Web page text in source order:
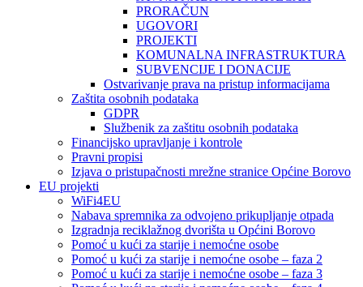
PRORAČUN
UGOVORI
PROJEKTI
KOMUNALNA INFRASTRUKTURA
SUBVENCIJE I DONACIJE
Ostvarivanje prava na pristup informacijama
Zaštita osobnih podataka
GDPR
Službenik za zaštitu osobnih podataka
Financijsko upravljanje i kontrole
Pravni propisi
Izjava o pristupačnosti mrežne stranice Općine Borovo
EU projekti
WiFi4EU
Nabava spremnika za odvojeno prikupljanje otpada
Izgradnja reciklažnog dvorišta u Općini Borovo
Pomoć u kući za starije i nemoćne osobe
Pomoć u kući za starije i nemoćne osobe – faza 2
Pomoć u kući za starije i nemoćne osobe – faza 3